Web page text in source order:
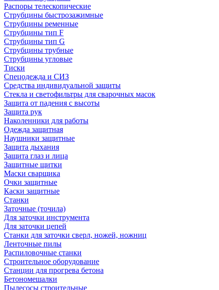
Распоры телескопические
Струбцины быстрозажимные
Струбцины ременные
Струбцины тип F
Струбцины тип G
Струбцины трубные
Струбцины угловые
Тиски
Спецодежда и СИЗ
Средства индивидуальной защиты
Стекла и светофильтры для сварочных масок
Защита от падения с высоты
Защита рук
Наколенники для работы
Одежда защитная
Наушники защитные
Защита дыхания
Защита глаз и лица
Защитные щитки
Маски сварщика
Очки защитные
Каски защитные
Станки
Заточные (точила)
Для заточки инструмента
Для заточки цепей
Станки для заточки сверл, ножей, ножниц
Ленточные пилы
Распиловочные станки
Строительное оборудование
Станции для прогрева бетона
Бетономешалки
Пылесосы строительные